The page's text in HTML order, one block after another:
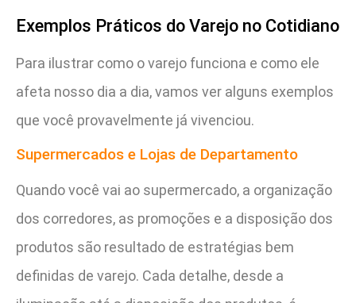
Exemplos Práticos do Varejo no Cotidiano
Para ilustrar como o varejo funciona e como ele
afeta nosso dia a dia, vamos ver alguns exemplos
que você provavelmente já vivenciou.
Supermercados e Lojas de Departamento
Quando você vai ao supermercado, a organização
dos corredores, as promoções e a disposição dos
produtos são resultado de estratégias bem
definidas de varejo. Cada detalhe, desde a